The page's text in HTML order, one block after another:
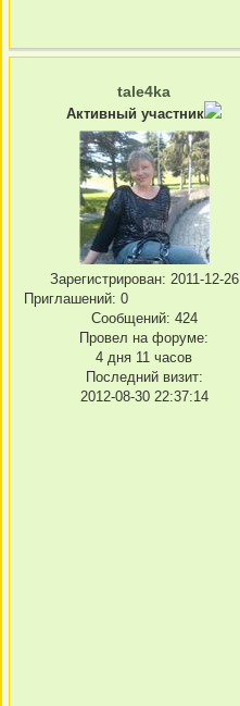
tale4ka
Активный участник
Зарегистрирован: 2011-12-26
Приглашений: 0
Сообщений: 424
Провел на форуме:
4 дня 11 часов
Последний визит:
2012-08-30 22:37:14